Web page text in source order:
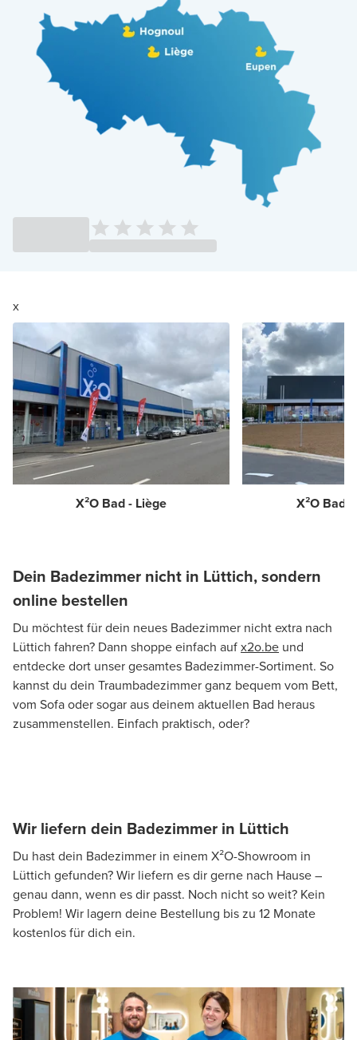
x
X²O Bad - Liège X²O Bad
Dein Badezimmer nicht in Lüttich, sondern
online bestellen
Du möchtest für dein neues Badezimmer nicht extra nach
Lüttich fahren? Dann shoppe einfach aufx2o.be und
entdecke dort unser gesamtes Badezimmer-Sortiment. So
kannst du dein Traumbadezimmer ganz bequem vom Bett,
vom Sofa oder sogar aus deinem aktuellen Bad heraus
zusammenstellen. Einfach praktisch, oder?
Wir liefern dein Badezimmer in Lüttich
Du hast dein Badezimmer in einem X²O-Showroom in
Lüttich gefunden? Wir liefern es dir gerne nach Hause –
genau dann, wenn es dir passt. Noch nicht so weit? Kein
Problem! Wir lagern deine Bestellung bis zu 12 Monate
kostenlos für dich ein.